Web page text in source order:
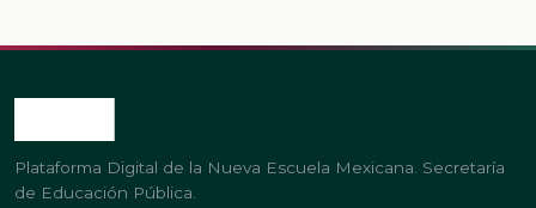
Plataforma Digital de la Nueva Escuela Mexicana. Secretaría
de Educación Pública.